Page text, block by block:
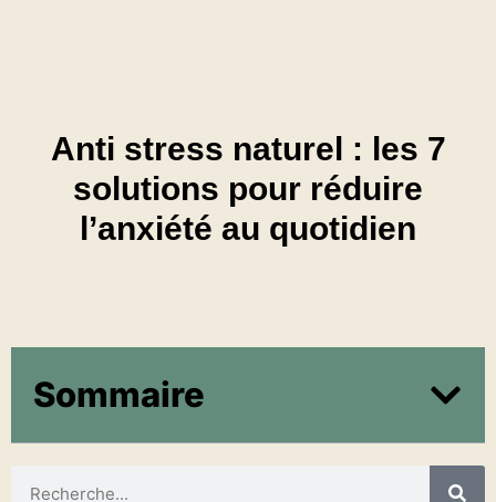
Anti stress naturel : les 7
solutions pour réduire
l’anxiété au quotidien
Sommaire